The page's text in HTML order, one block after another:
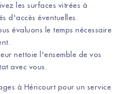
les surfaces vitrées à
d'accès éventuelles.
évaluons le temps nécessaire
nettoie l'ensemble de vos
avec vous.
à Héricourt pour un service